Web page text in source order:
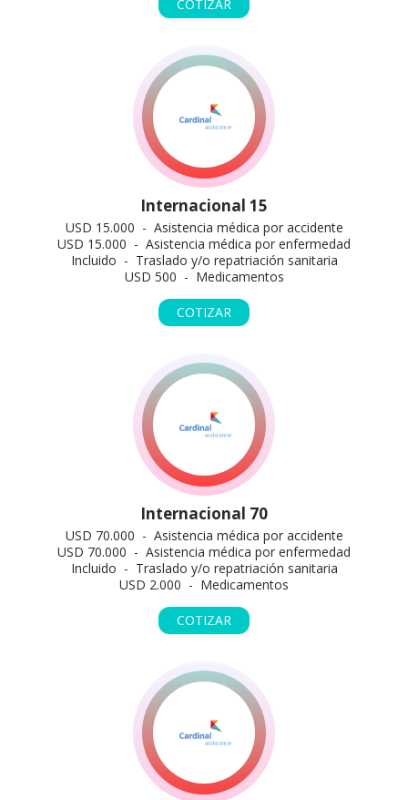
COTIZAR
Internacional 15
USD 15.000 - Asistencia médica por accidente
USD 15.000 - Asistencia médica por enfermedad
Incluido - Traslado y/o repatriación sanitaria
USD 500 - Medicamentos
COTIZAR
Internacional 70
USD 70.000 - Asistencia médica por accidente
USD 70.000 - Asistencia médica por enfermedad
Incluido - Traslado y/o repatriación sanitaria
USD 2.000 - Medicamentos
COTIZAR